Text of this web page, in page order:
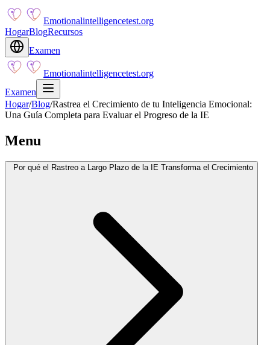
Emotionalintelligencetest.org
HogarBlogRecursos
Examen
Emotionalintelligencetest.org
Examen
Hogar/Blog/Rastrea el Crecimiento de tu Inteligencia Emocional:
Una Guía Completa para Evaluar el Progreso de la IE
Menu
Por qué el Rastreo a Largo Plazo de la IE Transforma el Crecimiento